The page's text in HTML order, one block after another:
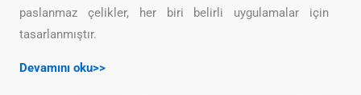
paslanmaz çelikler, her biri belirli uygulamalar için
tasarlanmıştır.
Devamını oku>>